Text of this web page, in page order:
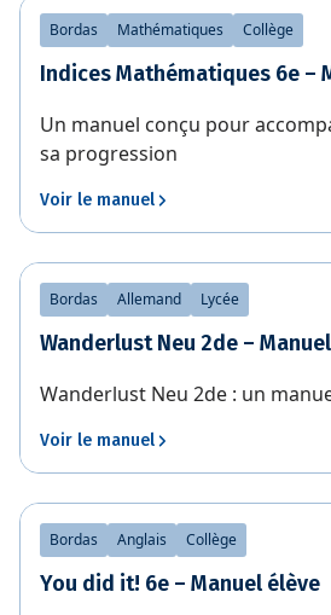
Bordas Mathématiques Collège
Indices Mathématiques 6e –
Un manuel conçu pour
sa progression
Voir le manuel
Bordas Allemand Lycée
Wanderlust Neu 2de –
Wanderlust Neu 2de : un
Voir le manuel
Bordas Anglais Collège
You did it! 6e – Manuel élève